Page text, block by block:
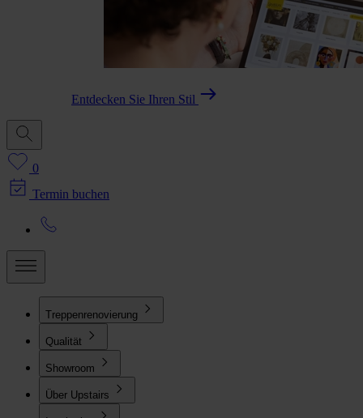
Entdecken Sie Ihren Stil
0
Termin buchen
Treppenrenovierung
Qualität
Showroom
Über Upstairs